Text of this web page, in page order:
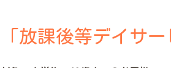
「放課後等デイサ